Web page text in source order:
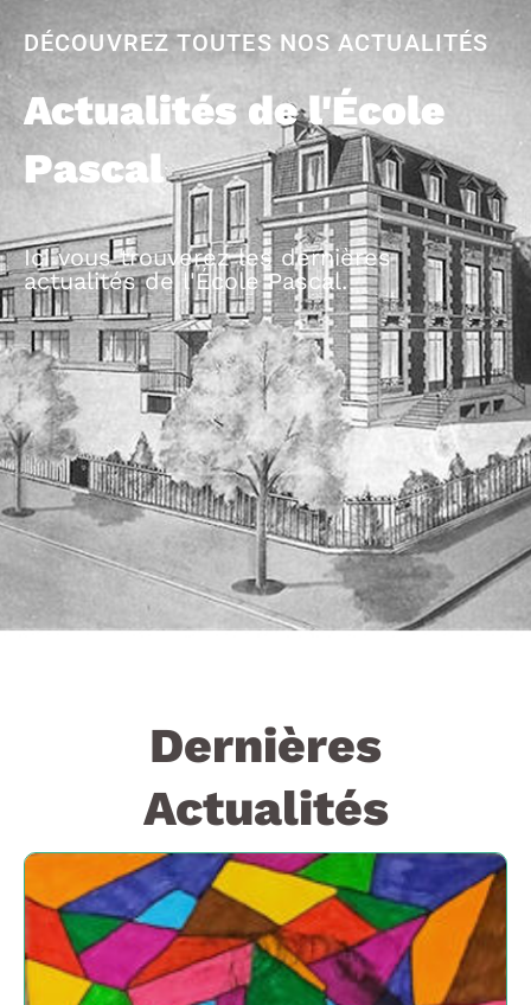
DÉCOUVREZ TOUTES NOS ACTUALITÉS
Actualités de l'École
Pascal
Ici vous trouverez les dernières
actualités de l'École Pascal.
Dernières
Actualités